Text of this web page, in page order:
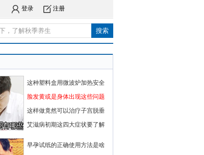
登录 注册
这种塑料盒用微波炉加热安全
脸发黄或是身体出现这些问题
这样做竟然可以治疗子宫脱垂
艾滋病初期这四大症状要了解
早孕试纸的正确使用方法是啥